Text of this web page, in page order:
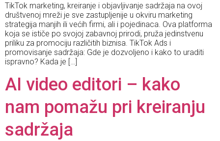
TikTok marketing, kreiranje i objavljivanje sadržaja na ovoj
društvenoj mreži je sve zastupljenije u okviru marketing
strategija manjih ili većih firmi, ali i pojedinaca. Ova platforma
koja se ističe po svojoj zabavnoj prirodi, pruža jedinstvenu
priliku za promociju različitih biznisa. TikTok Ads i
promovisanje sadržaja: Gde je dozvoljeno i kako to uraditi
ispravno? Kada je […]
AI video editori – kako
nam pomažu pri kreiranju
sadržaja